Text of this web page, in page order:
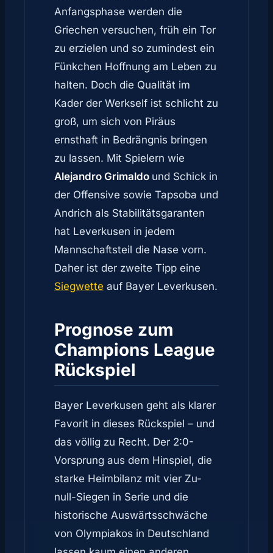
Anfangsphase werden die
Griechen versuchen, früh ein Tor
zu erzielen und so zumindest ein
Fünkchen Hoffnung am Leben zu
halten. Doch die Qualität im
Kader der Werkself ist schlicht zu
groß, um sich von Piräus
ernsthaft in Bedrängnis bringen
zu lassen. Mit Spielern wie
Alejandro Grimaldo und Schick in
der Offensive sowie Tapsoba und
Andrich als Stabilitätsgaranten
hat Leverkusen in jedem
Mannschaftsteil die Nase vorn.
Daher ist der zweite Tipp eine
Siegwette auf Bayer Leverkusen.
Prognose zum
Champions League
Rückspiel
Bayer Leverkusen geht als klarer
Favorit in dieses Rückspiel – und
das völlig zu Recht. Der 2:0-
Vorsprung aus dem Hinspiel, die
starke Heimbilanz mit vier Zu-
null-Siegen in Serie und die
historische Auswärtsschwäche
von Olympiakos in Deutschland